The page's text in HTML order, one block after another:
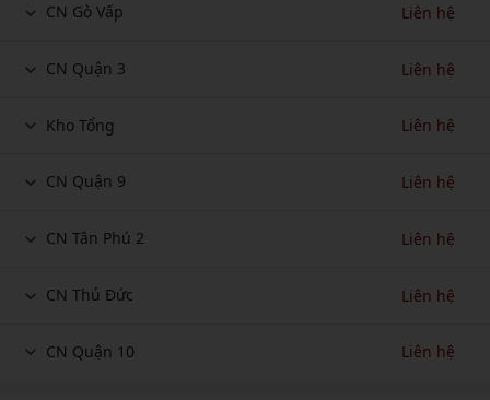
CN Gò Vấp Liên hệ
CN Quận 3 Liên hệ
Kho Tổng Liên hệ
CN Quận 9 Liên hệ
CN Tân Phú 2 Liên hệ
CN Thủ Đức Liên hệ
CN Quận 10 Liên hệ